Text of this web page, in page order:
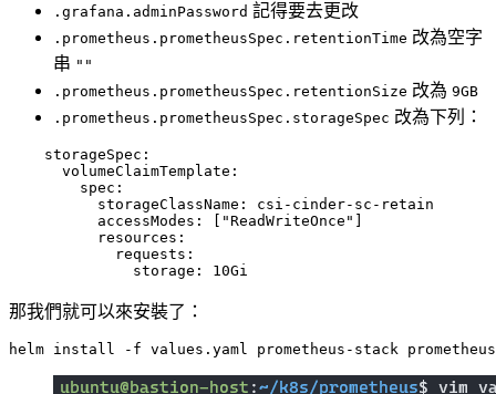
.grafana.adminPassword 記得要去更改
.prometheus.prometheusSpec.retentionTime 改為空字
串 ""
.prometheus.prometheusSpec.retentionSize 改為 9GB
.prometheus.prometheusSpec.storageSpec 改為下列：
storageSpec :
volumeClaimTemplate :
spec :
storageClassName :
csi-cinder-sc-retain
accessModes : "ReadWriteOnce"
resources :
requests :
storage : 10Gi
那我們就可以來安裝了：
helm install -f values.yaml prometheus-stack